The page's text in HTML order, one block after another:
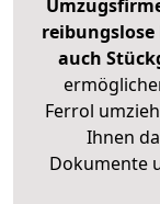
auch
Ferrol
Ihnen
Dokumente